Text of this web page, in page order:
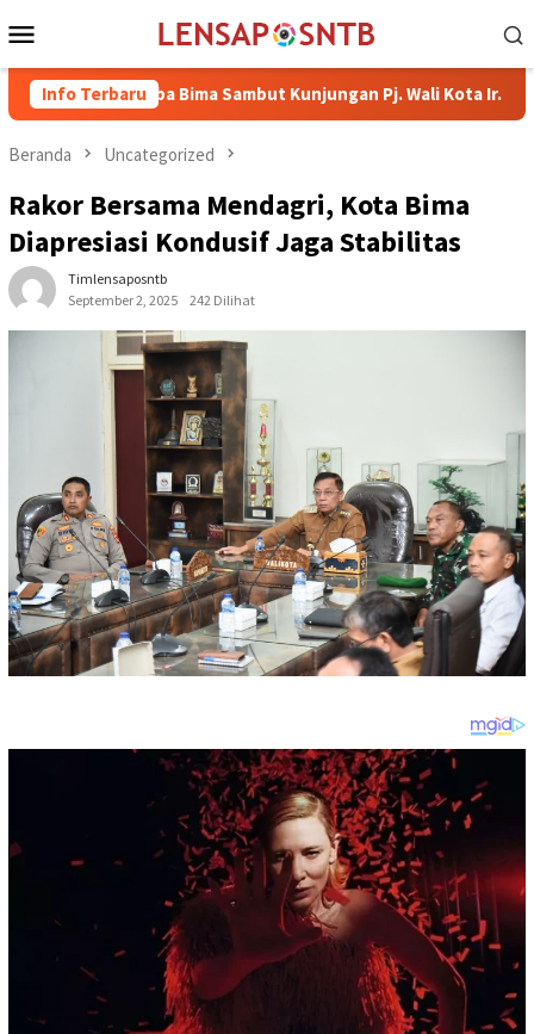
ke
Mobile
Info Terbaru
Raba Bima Sambut Kunjungan Pj. Wali Kota Ir. H. Mohammad
Beranda Uncategorized
Rakor Bersama Mendagri, Kota Bima
Diapresiasi Kondusif Jaga Stabilitas
Timlensaposntb
September 2, 2025
242 Dilihat